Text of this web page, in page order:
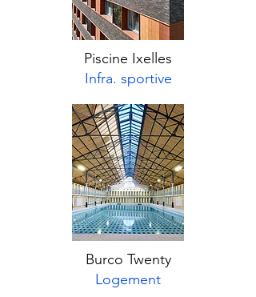
Piscine Ixelles
Infra. sportive
Burco Twenty
Logement